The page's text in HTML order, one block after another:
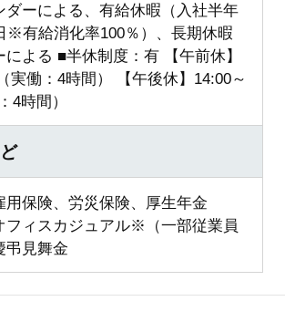
ダーによる、有給休暇（入社半年
※有給消化率100％）、長期休暇
による ■半休制度：有 【午前休】
実働：4時間） 【午後休】14:00～
4時間）
用保険、労災保険、厚生年金
ィスカジュアル※（一部従業員
弔見舞金